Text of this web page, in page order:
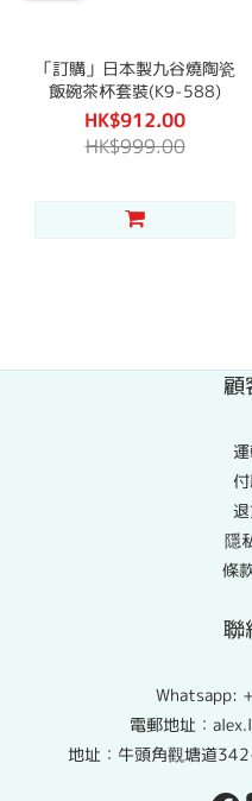
「訂購」日本製九谷燒陶瓷
飯碗茶杯套裝(K9-588)
HK$912.00
HK$999.00
顧
隱
條
聯
Whatsapp:
電郵地址：
地址：牛頭角觀塘道